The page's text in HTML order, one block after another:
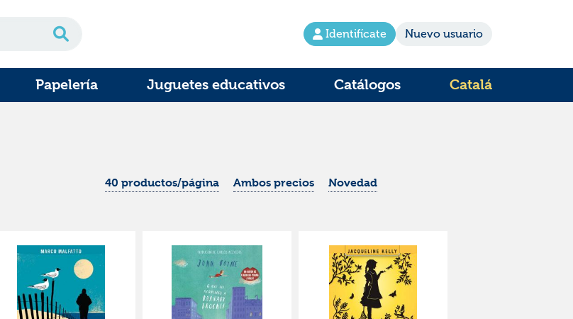
Identifícate Nuevo usuario
Papelería Juguetes educativos Catálogos Catalá
40 productos/página Ambos precios Novedad